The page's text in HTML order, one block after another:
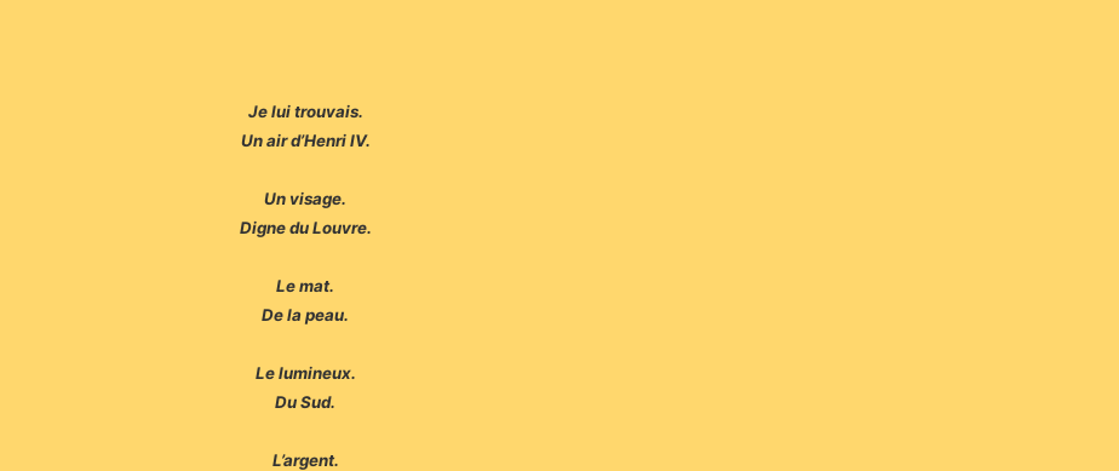
Je lui trouvais.
Un air d’Henri IV.
Un visage.
Digne du Louvre.
Le mat.
De la peau.
Le lumineux.
Du Sud.
L’argent.